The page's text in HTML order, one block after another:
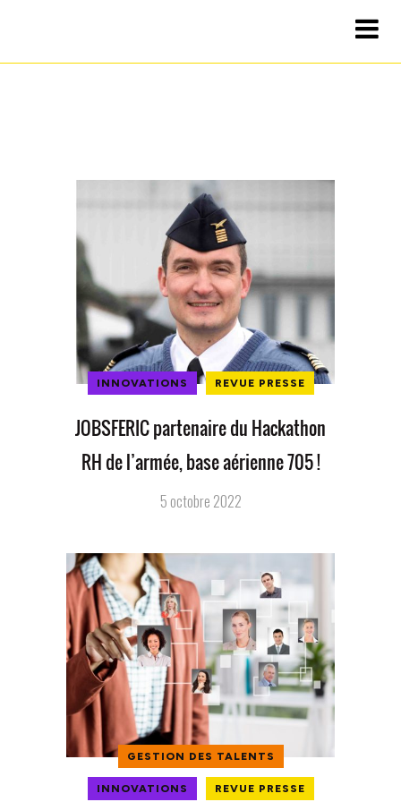
INNOVATIONS REVUE PRESSE
JOBSFERIC partenaire du Hackathon
RH de l’armée, base aérienne 705 !
5 octobre 2022
GESTION DES TALENTS
INNOVATIONS REVUE PRESSE